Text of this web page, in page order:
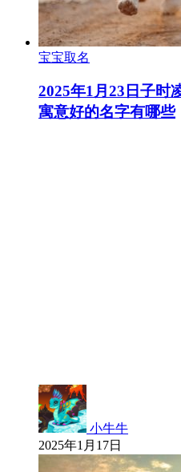
宝宝取名
2025年1月23日子时
寓意好的名字有哪些
小牛牛
2025年1月17日